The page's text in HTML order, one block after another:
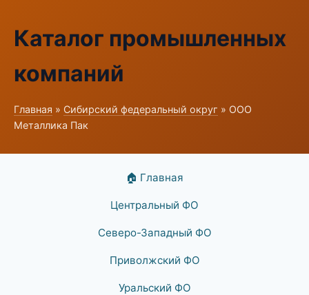
Каталог промышленных
компаний
Главная » Сибирский федеральный округ » ООО
Металлика Пак
🏠 Главная
Центральный ФО
Северо-Западный ФО
Приволжский ФО
Уральский ФО